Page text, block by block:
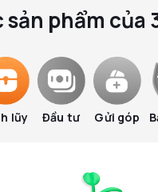
sản phẩm của
lũy Đầu tư Gửi góp